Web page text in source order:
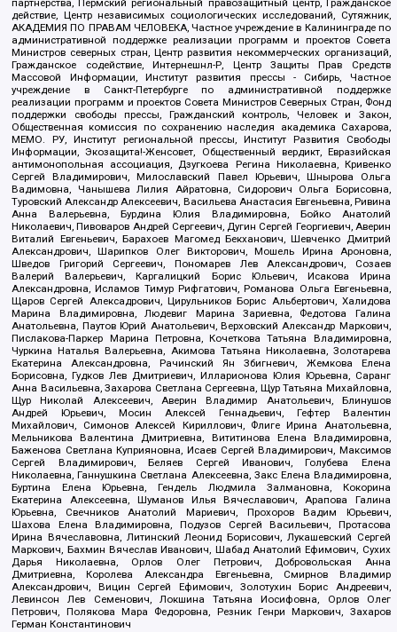
партнерства, Пермский региональный правозащитный центр, Гражданское
действие, Центр независимых социологических исследований, Сутяжник,
АКАДЕМИЯ ПО ПРАВАМ ЧЕЛОВЕКА, Частное учреждение в Калининграде по
административной поддержке реализации программ и проектов Совета
Министров северных стран, Центр развития некоммерческих организаций,
Гражданское содействие, Интернешнл-Р, Центр Защиты Прав Средств
Массовой Информации, Институт развития прессы - Сибирь, Частное
учреждение в Санкт-Петербурге по административной поддержке
реализации программ и проектов Совета Министров Северных Стран, Фонд
поддержки свободы прессы, Гражданский контроль, Человек и Закон,
Общественная комиссия по сохранению наследия академика Сахарова,
МЕМО. РУ, Институт региональной прессы, Институт Развития Свободы
Информации, Экозащита!-Женсовет, Общественный вердикт, Евразийская
антимонопольная ассоциация, Дзугкоева Регина Николаевна, Кривенко
Сергей Владимирович, Милославский Павел Юрьевич, Шнырова Ольга
Вадимовна, Чанышева Лилия Айратовна, Сидорович Ольга Борисовна,
Туровский Александр Алексеевич, Васильева Анастасия Евгеньевна, Ривина
Анна Валерьевна, Бурдина Юлия Владимировна, Бойко Анатолий
Николаевич, Пивоваров Андрей Сергеевич, Дугин Сергей Георгиевич, Аверин
Виталий Евгеньевич, Барахоев Магомед Бекханович, Шевченко Дмитрий
Александрович, Шарипков Олег Викторович, Мошель Ирина Ароновна,
Шведов Григорий Сергеевич, Пономарев Лев Александрович, Созаев
Валерий Валерьевич, Каргалицкий Борис Юльевич, Исакова Ирина
Александровна, Исламов Тимур Рифгатович, Романова Ольга Евгеньевна,
Щаров Сергей Алексадрович, Цирульников Борис Альбертович, Халидова
Марина Владимировна, Людевиг Марина Зариевна, Федотова Галина
Анатольевна, Паутов Юрий Анатольевич, Верховский Александр Маркович,
Пислакова-Паркер Марина Петровна, Кочеткова Татьяна Владимировна,
Чуркина Наталья Валерьевна, Акимова Татьяна Николаевна, Золотарева
Екатерина Александровна, Рачинский Ян Збигневич, Жемкова Елена
Борисовна, Гудков Лев Дмитриевич, Илларионова Юлия Юрьевна, Саранг
Анна Васильевна, Захарова Светлана Сергеевна, Щур Татьяна Михайловна,
Щур Николай Алексеевич, Аверин Владимир Анатольевич, Блинушов
Андрей Юрьевич, Мосин Алексей Геннадьевич, Гефтер Валентин
Михайлович, Симонов Алексей Кириллович, Флиге Ирина Анатольевна,
Мельникова Валентина Дмитриевна, Вититинова Елена Владимировна,
Баженова Светлана Куприяновна, Исаев Сергей Владимирович, Максимов
Сергей Владимирович, Беляев Сергей Иванович, Голубева Елена
Николаевна, Ганнушкина Светлана Алексеевна, Закс Елена Владимировна,
Буртина Елена Юрьевна, Гендель Людмила Залмановна, Кокорина
Екатерина Алексеевна, Шуманов Илья Вячеславович, Арапова Галина
Юрьевна, Свечников Анатолий Мариевич, Прохоров Вадим Юрьевич,
Шахова Елена Владимировна, Подузов Сергей Васильевич, Протасова
Ирина Вячеславовна, Литинский Леонид Борисович, Лукашевский Сергей
Маркович, Бахмин Вячеслав Иванович, Шабад Анатолий Ефимович, Сухих
Дарья Николаевна, Орлов Олег Петрович, Добровольская Анна
Дмитриевна, Королева Александра Евгеньевна, Смирнов Владимир
Александрович, Вицин Сергей Ефимович, Золотухин Борис Андреевич,
Левинсон Лев Семенович, Локшина Татьяна Иосифовна, Орлов Олег
Петрович, Полякова Мара Федоровна, Резник Генри Маркович, Захаров
Герман Константинович